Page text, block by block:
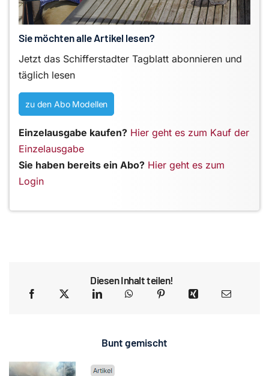
Sie möchten alle Artikel lesen?
Jetzt das Schifferstadter Tagblatt abonnieren und
täglich lesen
zu den Abo Modellen
Einzelausgabe kaufen? Hier geht es zum Kauf der
Einzelausgabe
Sie haben bereits ein Abo? Hier geht es zum
Login
Diesen Inhalt teilen!
Bunt gemischt